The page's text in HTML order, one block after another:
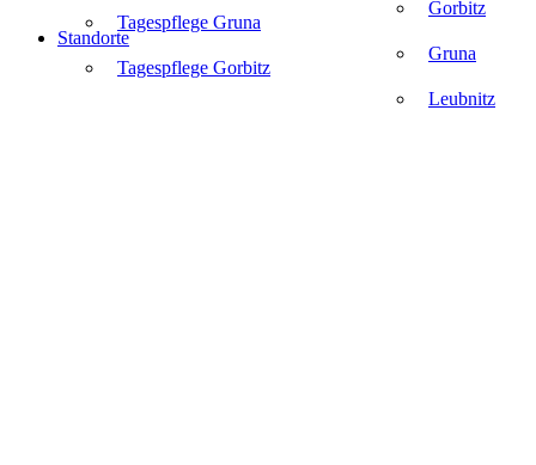
Tagespflege Gruna
Tagespflege Gorbitz
Gorbitz
Gruna
Leubnitz
Standorte